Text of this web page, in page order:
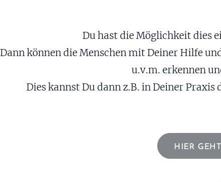
Du hast die Möglichkeit dies
Dann können die Menschen mit Deiner Hilfe
u.v.m. erkennen
Dies kannst Du dann z.B. in Deiner
HIER